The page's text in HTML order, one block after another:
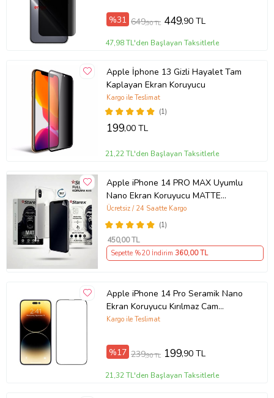
%31 649,90 TL 449,90 TL
47,98 TL'den Başlayan Taksitlerle
Apple İphone 13 Gizli Hayalet Tam
Kaplayan Ekran Koruyucu
(1)
Kargo ile Teslimat
199,00 TL
21,22 TL'den Başlayan Taksitlerle
Apple iPhone 14 PRO MAX Uyumlu
Nano Ekran Koruyucu MATTE
HAYALET - Full Arka Kaplama 360
Koruma STAREX
(1)
Ücretsiz / 24 Saatte Kargo
450,00 TL
Sepette %20 İndirim 360,00 TL
Apple iPhone 14 Pro Seramik Nano
Ekran Koruyucu Kırılmaz Cam
(Şeffaf)
Kargo ile Teslimat
%17 239,90 TL 199,90 TL
21,32 TL'den Başlayan Taksitlerle